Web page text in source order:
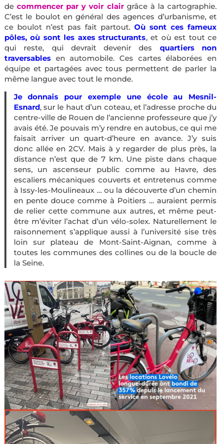
decommencer par y voir clairgrâce à la cartographie.
C’est le boulot en général des agences d’urbanisme, et
ce boulot n’est pas fait partout.Où sont ces fameux
pôles, où sont les axes structurants, et où est tout ce
qui reste, qui devrait devenir des quartiers non
traversablesen automobile. Ces cartes élaborées en
équipe et partagées avec tous permettent de parler la
même langue avec tout le monde.
Je donnais pour exemple une école au Mesnil-
Esnard, sur le haut d’un coteau, et l’adresse proche du
centre-ville de Rouen de l’ancienne professeure que j’y
avais été. Je pouvais m’y rendre en autobus, ce qui me
faisait arriver un quart-d’heure en avance. J’y suis
donc allée en 2CV. Mais à y regarder de plus près, la
distance n’est que de 7 km. Une piste dans chaque
sens, un ascenseur public comme au Havre, des
escaliers mécaniques couverts et entretenus comme
à Issy-les-Moulineaux … ou la découverte d’un chemin
en pente douce comme à Poitiers … auraient permis
de relier cette commune aux autres, et même peut-
être m’éviter l’achat d’un vélo-solex. Naturellement le
raisonnement s’applique aussi à l’université sise très
loin sur plateau de Mont-Saint-Aignan, comme à
toutes les communes des collines ou de la boucle de
la Seine.